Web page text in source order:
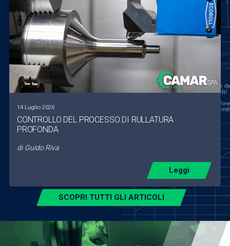
14 Luglio 2026
CONTROLLO DEL PROCESSO DI RULLATURA
PROFONDA
di Guido Riva
Leggi
SCOPRI TUTTI GLI ARTICOLI